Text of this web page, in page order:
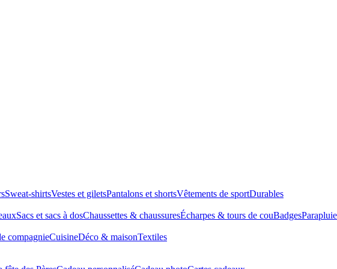
Sweat-shirtsVestes et giletsPantalons et shortsVêtements de sportDurables
Sacs et sacs à dosChaussettes & chaussuresÉcharpes & tours de couBadges
compagnieCuisineDéco & maisonTextiles